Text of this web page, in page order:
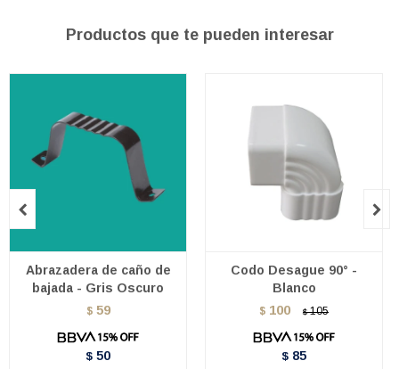
Productos que te pueden interesar
Abrazadera de caño de
bajada - Gris Oscuro
$ 59
$ 50
Codo Desague 90° -
Blanco
$ 100 $ 105
$ 85
 